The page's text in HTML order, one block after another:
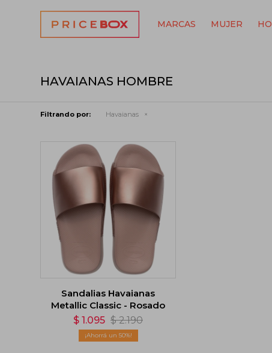
MARCAS MUJER
HAVAIANAS HOMBRE
Filtrando por: Havaianas
Sandalias Havaianas
Metallic Classic - Rosado
$ 1.095 $ 2.190
50